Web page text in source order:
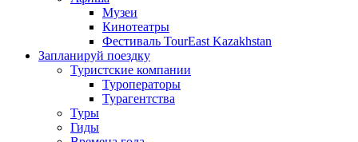
Музеи
Кинотеатры
Фестиваль TourEast Kazakhstan
Запланируй поездку
Туристские компании
Туроператоры
Турагентства
Туры
Гиды